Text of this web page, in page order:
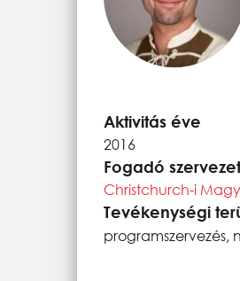
Aktivitás éve
2016
Fogadó szervezet
Christchurch-i
Tevékenységi
programszervezés,